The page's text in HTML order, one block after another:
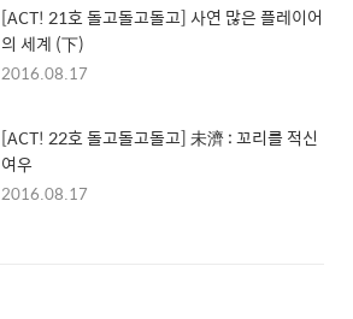
[ACT! 21호 돌고돌고돌고] 사연 많은 플레이어
의 세계 (下)
2016.08.17
[ACT! 22호 돌고돌고돌고] 未濟 : 꼬리를 적신
여우
2016.08.17